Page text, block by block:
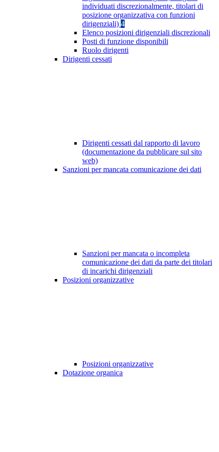
individuati discrezionalmente, titolari di
posizione organizzativa con funzioni
dirigenziali) 4
Elenco posizioni dirigenziali discrezionali
Posti di funzione disponibili
Ruolo dirigenti
Dirigenti cessati
Dirigenti cessati dal rapporto di lavoro
(documentazione da pubblicare sul sito
web)
Sanzioni per mancata comunicazione dei dati
Sanzioni per mancata o incompleta
comunicazione dei dati da parte dei titolari
di incarichi dirigenziali
Posizioni organizzative
Posizioni organizzative
Dotazione organica